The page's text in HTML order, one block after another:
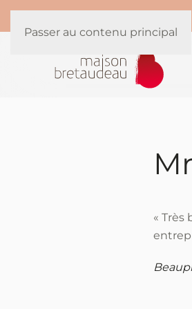
Passer au contenu principal
« Très
Panneau de gestion des cookies